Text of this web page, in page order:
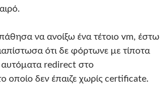
να ανοίξω ένα τέτοιο vm, έστω
ότι δε φόρτωνε με τίποτα
αυτόματα redirect στο
οποίο δεν έπαιζε χωρίς certificate.